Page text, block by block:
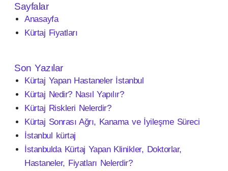
Sayfalar
Anasayfa
Kürtaj Fiyatları
Son Yazılar
Kürtaj Yapan Hastaneler İstanbul
Kürtaj Nedir? Nasıl Yapılır?
Kürtaj Riskleri Nelerdir?
Kürtaj Sonrası Ağrı, Kanama ve İyileşme Süreci
İstanbul kürtaj
İstanbulda Kürtaj Yapan Klinikler, Doktorlar,
Hastaneler, Fiyatları Nelerdir?